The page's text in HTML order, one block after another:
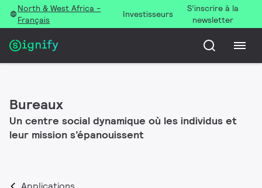
North & West Africa -
Français
Investisseurs
S’inscrire à la
newsletter
Bureaux
Un centre social dynamique où les individus et
leur mission s’épanouissent